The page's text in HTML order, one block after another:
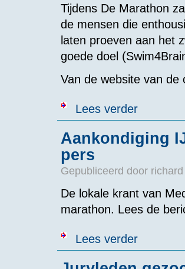
Tijdens De Marathon
de mensen die
laten proeven aan het
goede doel
Van de website van de
Lees verderover
Aankondiging
pers
Gepubliceerd door
De lokale krant van
marathon. Lees de
Lees verderover